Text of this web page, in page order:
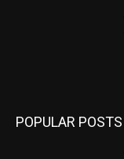
POPULAR POSTS